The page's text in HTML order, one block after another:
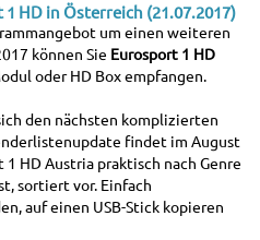
HD in Österreich (21.07.2017)
um einen weiteren
können Sie Eurosport 1 HD
oder HD Box empfangen.
den nächsten komplizierten
findet im August
HD Austria praktisch nach Genre
sortiert vor. Einfach
auf einen USB-Stick kopieren